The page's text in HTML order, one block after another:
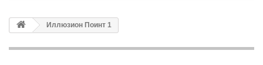
Иллюзион Поинт 1